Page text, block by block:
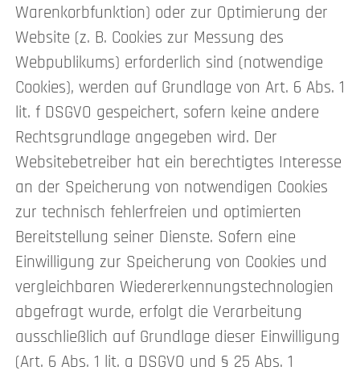
Warenkorbfunktion) oder zur Optimierung der
Website (z. B. Cookies zur Messung des
Webpublikums) erforderlich sind (notwendige
Cookies), werden auf Grundlage von Art. 6 Abs. 1
lit. f DSGVO gespeichert, sofern keine andere
Rechtsgrundlage angegeben wird. Der
Websitebetreiber hat ein berechtigtes Interesse
an der Speicherung von notwendigen Cookies
zur technisch fehlerfreien und optimierten
Bereitstellung seiner Dienste. Sofern eine
Einwilligung zur Speicherung von Cookies und
vergleichbaren Wiedererkennungstechnologien
abgefragt wurde, erfolgt die Verarbeitung
ausschließlich auf Grundlage dieser Einwilligung
(Art. 6 Abs. 1 lit. a DSGVO und § 25 Abs. 1